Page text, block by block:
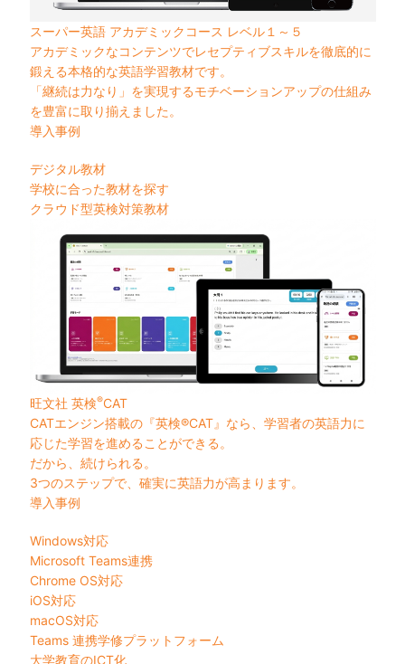
スーパー英語 アカデミックコース レベル１～５
アカデミックなコンテンツでレセプティブスキルを徹底的に
鍛える本格的な英語学習教材です。
「継続は力なり」を実現するモチベーションアップの仕組み
を豊富に取り揃えました。
導入事例
デジタル教材
学校に合った教材を探す
クラウド型英検対策教材
旺文社 英検®CAT
CATエンジン搭載の『英検®CAT』なら、学習者の英語力に
応じた学習を進めることができる。
だから、続けられる。
3つのステップで、確実に英語力が高まります。
導入事例
Windows対応
Microsoft Teams連携
Chrome OS対応
iOS対応
macOS対応
Teams 連携学修プラットフォーム
大学教育のICT化